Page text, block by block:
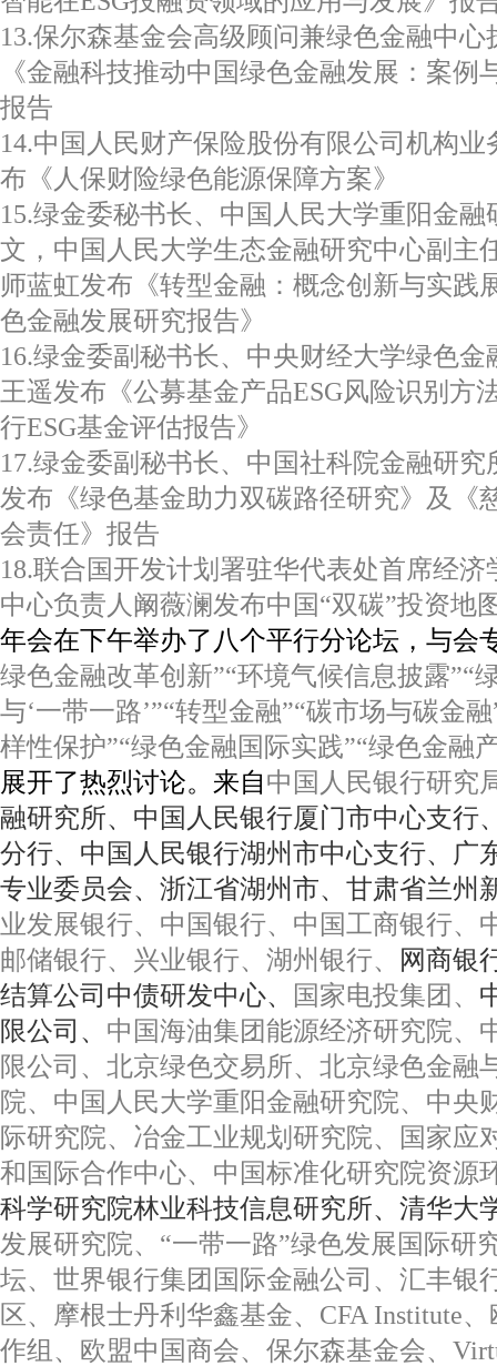
13.保尔森基金会高级顾问兼绿色金融中
《金融科技推动中国绿色金融发展：案例
报告
14.中国人民财产保险股份有限公司机构
布《人保财险绿色能源保障方案》
15.绿金委秘书长、中国人民大学重阳金
文，中国人民大学生态金融研究中心副主
师蓝虹发布《转型金融：概念创新与实践
色金融发展研究报告》
16.绿金委副秘书长、中央财经大学绿色
王遥发布《公募基金产品ESG风险识别方
行ESG基金评估报告》
17.绿金委副秘书长、中国社科院金融研
发布《绿色基金助力双碳路径研究》及《
会责任》报告
18.联合国开发计划署驻华代表处首席经
中心负责人阚薇澜发布中国“双碳”投资地
年会在下午举办了八个平行分论坛，与会
绿色金融改革创新”“环境气候信息披露”“
与‘一带一路’”“转型金融”“碳市场与碳金
样性保护”“绿色金融国际实践”“绿色金融
展开了热烈讨论。来自中国人民银行研究
融研究所、中国人民银行厦门市中心支行
分行、中国人民银行湖州市中心支行、广
专业委员会、浙江省湖州市、甘肃省兰州
业发展银行、中国银行、中国工商银行、
邮储银行、兴业银行、湖州银行、
网商银
结算公司中债研发中心、
国家电投集团、
限公司、 中国海油集团能源经济研究院、
限公司、北京绿色交易所、北京绿色金融
院、中国人民大学重阳金融研究院、中央
际研究院、冶金工业规划研究院、国家应
和国际合作中心、中国标准化研究院资源
科学研究院林业科技信息研究所、清华大
发展研究院、“一带一路”绿色发展国际研
坛、世界银行集团国际金融公司、汇丰银
区、摩根士丹利华鑫基金、CFA Institute
作组、欧盟中国商会、保尔森基金会、